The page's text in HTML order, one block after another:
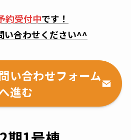
約受付中です！
い合わせください^^
い合わせフォーム
進む